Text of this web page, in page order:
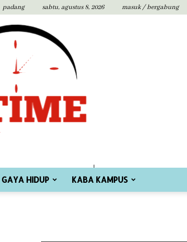
padang sabtu, agustus 8, 2026 masuk / bergabung
GAYA HIDUP KABA KAMPUS